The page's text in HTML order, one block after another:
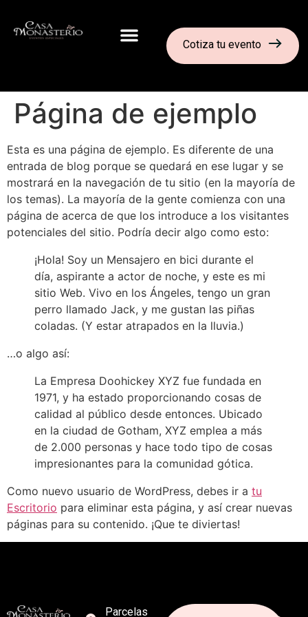
Cotiza tu evento
Página de ejemplo
Esta es una página de ejemplo. Es diferente de una
entrada de blog porque se quedará en ese lugar y se
mostrará en la navegación de tu sitio (en la mayoría de
los temas). La mayoría de la gente comienza con una
página de acerca de que los introduce a los visitantes
potenciales del sitio. Podría decir algo como esto:
¡Hola! Soy un Mensajero en bici durante el
día, aspirante a actor de noche, y este es mi
sitio Web. Vivo en los Ángeles, tengo un gran
perro llamado Jack, y me gustan las piñas
coladas. (Y estar atrapados en la lluvia.)
…o algo así:
La Empresa Doohickey XYZ fue fundada en
1971, y ha estado proporcionando cosas de
calidad al público desde entonces. Ubicado
en la ciudad de Gotham, XYZ emplea a más
de 2.000 personas y hace todo tipo de cosas
impresionantes para la comunidad gótica.
Como nuevo usuario de WordPress, debes ir a tu
Escritorio para eliminar esta página, y así crear nuevas
páginas para su contenido. ¡Que te diviertas!
Parcelas